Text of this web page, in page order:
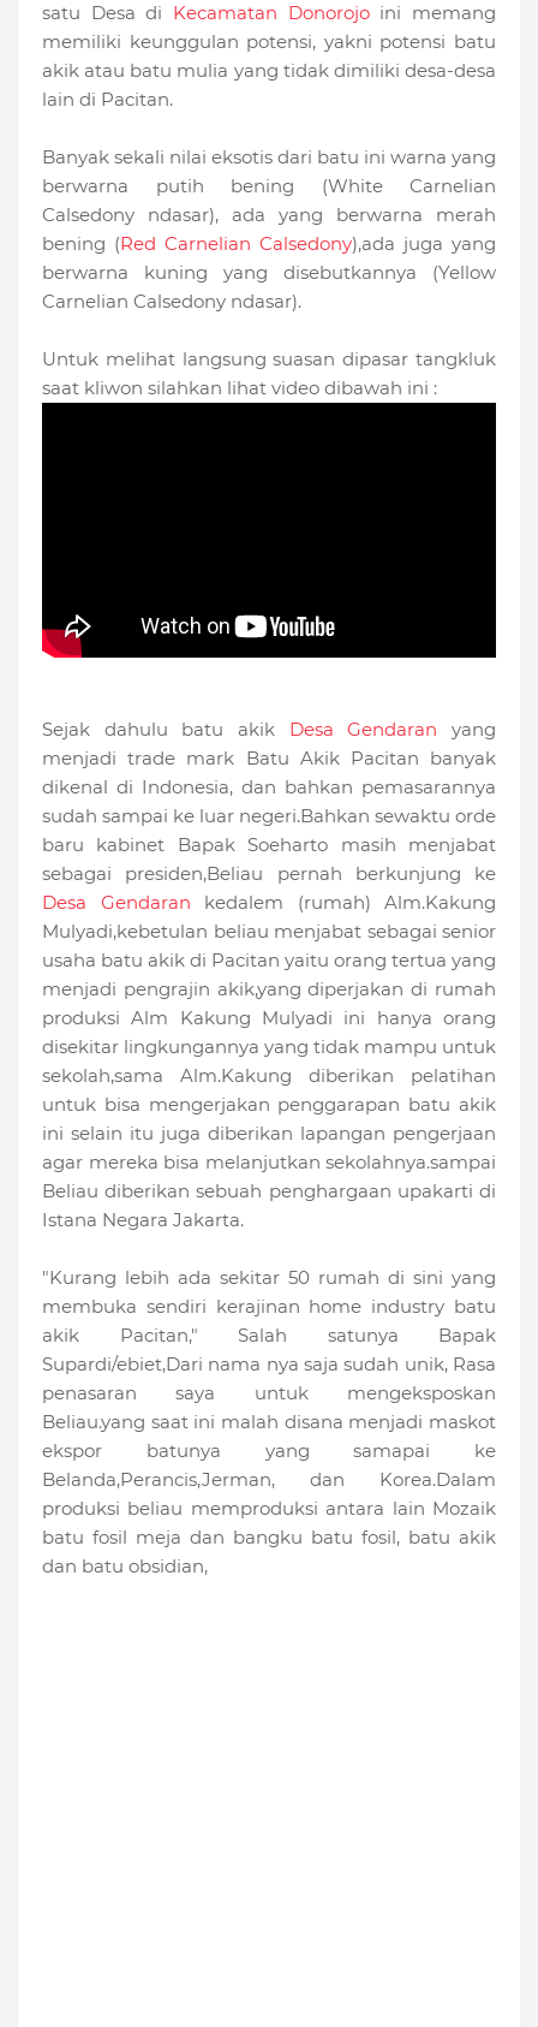
satu Desa di Kecamatan Donorojoini memang
memiliki keunggulan potensi, yakni potensi batu
akik atau batu mulia yang tidak dimiliki desa-desa
lain di Pacitan.
Banyak sekali nilai eksotis dari batu ini warna yang
berwarna putih bening (White Carnelian
Calsedony ndasar), ada yang berwarna merah
bening (Red Carnelian Calsedony),ada juga yang
berwarna kuning yang disebutkannya (Yellow
Carnelian Calsedony ndasar).
Untuk melihat langsung suasan dipasar tangkluk
saat kliwon silahkan lihat video dibawah ini :
Sejak dahulu batu akik Desa Gendaran yang
menjadi trade mark Batu Akik Pacitan banyak
dikenal di Indonesia, dan bahkan pemasarannya
sudah sampai ke luar negeri.Bahkan sewaktu orde
baru kabinet Bapak Soeharto masih menjabat
sebagai presiden,Beliau pernah berkunjung ke
Desa Gendaran kedalem (rumah) Alm.Kakung
Mulyadi,kebetulan beliau menjabat sebagai senior
usaha batu akik di Pacitan yaitu orang tertua yang
menjadi pengrajin akik,yang diperjakan di rumah
produksi Alm Kakung Mulyadi ini hanya orang
disekitar lingkungannya yang tidak mampu untuk
sekolah,sama Alm.Kakung diberikan pelatihan
untuk bisa mengerjakan penggarapan batu akik
ini selain itu juga diberikan lapangan pengerjaan
agar mereka bisa melanjutkan sekolahnya.sampai
Beliau diberikan sebuah penghargaan upakarti di
Istana Negara Jakarta.
"Kurang lebih ada sekitar 50 rumah di sini yang
membuka sendiri kerajinan home industry batu
akik Pacitan," Salah satunya Bapak
Supardi/ebiet,Dari nama nya saja sudah unik, Rasa
penasaran saya untuk mengeksposkan
Beliau.yang saat ini malah disana menjadi maskot
ekspor batunya yang samapai ke
Belanda,Perancis,Jerman, dan Korea.Dalam
produksi beliau memproduksi antara lain Mozaik
batu fosil meja dan bangku batu fosil, batu akik
dan batu obsidian,